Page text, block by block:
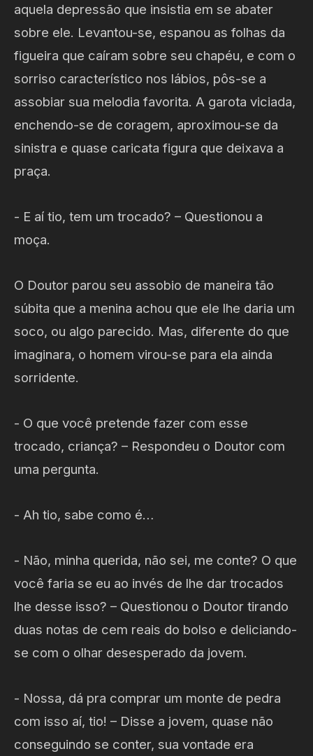
aquela depressão que insistia em se abater
sobre ele. Levantou-se, espanou as folhas da
figueira que caíram sobre seu chapéu, e com o
sorriso característico nos lábios, pôs-se a
assobiar sua melodia favorita. A garota viciada,
enchendo-se de coragem, aproximou-se da
sinistra e quase caricata figura que deixava a
praça.
- E aí tio, tem um trocado? – Questionou a
moça.
O Doutor parou seu assobio de maneira tão
súbita que a menina achou que ele lhe daria um
soco, ou algo parecido. Mas, diferente do que
imaginara, o homem virou-se para ela ainda
sorridente.
- O que você pretende fazer com esse
trocado, criança? – Respondeu o Doutor com
uma pergunta.
- Ah tio, sabe como é…
- Não, minha querida, não sei, me conte? O que
você faria se eu ao invés de lhe dar trocados
lhe desse isso? – Questionou o Doutor tirando
duas notas de cem reais do bolso e deliciando-
se com o olhar desesperado da jovem.
- Nossa, dá pra comprar um monte de pedra
com isso aí, tio! – Disse a jovem, quase não
conseguindo se conter, sua vontade era